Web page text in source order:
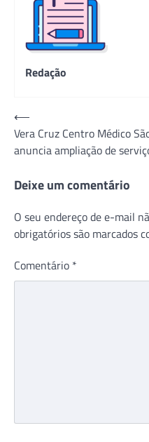
Redação
Navegação
de
Post
⟵
Vera Cruz Centro Médico
anuncia ampliação de
Deixe um comentário
O seu endereço de e-mail
obrigatórios são marcados
Comentário *